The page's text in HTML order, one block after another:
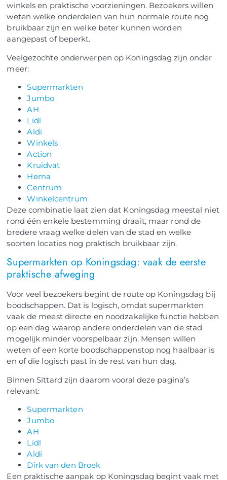
winkels en praktische voorzieningen. Bezoekers willen
weten welke onderdelen van hun normale route nog
bruikbaar zijn en welke beter kunnen worden
aangepast of beperkt.
Veelgezochte onderwerpen op Koningsdag zijn onder
meer:
Supermarkten
Jumbo
AH
Lidl
Aldi
Winkels
Action
Kruidvat
Hema
Centrum
Winkelcentrum
Deze combinatie laat zien dat Koningsdag meestal niet
rond één enkele bestemming draait, maar rond de
bredere vraag welke delen van de stad en welke
soorten locaties nog praktisch bruikbaar zijn.
Supermarkten op Koningsdag: vaak de eerste
praktische afweging
Voor veel bezoekers begint de route op Koningsdag bij
boodschappen. Dat is logisch, omdat supermarkten
vaak de meest directe en noodzakelijke functie hebben
op een dag waarop andere onderdelen van de stad
mogelijk minder voorspelbaar zijn. Mensen willen
weten of een korte boodschappenstop nog haalbaar is
en of die logisch past in de rest van hun dag.
Binnen Sittard zijn daarom vooral deze pagina’s
relevant:
Supermarkten
Jumbo
AH
Lidl
Aldi
Dirk van den Broek
Een praktische aanpak op Koningsdag begint vaak met